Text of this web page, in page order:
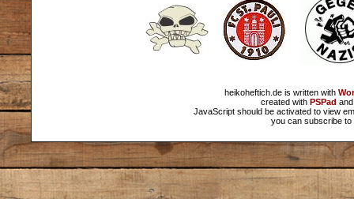
heikoheftich.de is written with
created with PSPad
JavaScript should be activated to view
you can subscribe